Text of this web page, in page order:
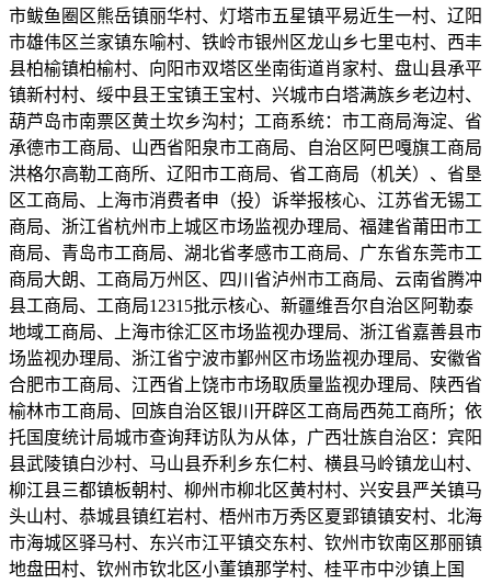
市鲅鱼圈区熊岳镇丽华村、灯塔市五星镇平易近生一村、辽阳
市雄伟区兰家镇东喻村、铁岭市银州区龙山乡七里屯村、西丰
县柏榆镇柏榆村、向阳市双塔区坐南街道肖家村、盘山县承平
镇新村村、绥中县王宝镇王宝村、兴城市白塔满族乡老边村、
葫芦岛市南票区黄土坎乡沟村；工商系统：市工商局海淀、省
承德市工商局、山西省阳泉市工商局、自治区阿巴嘎旗工商局
洪格尔高勒工商所、辽阳市工商局、省工商局（机关）、省垦
区工商局、上海市消费者申（投）诉举报核心、江苏省无锡工
商局、浙江省杭州市上城区市场监视办理局、福建省莆田市工
商局、青岛市工商局、湖北省孝感市工商局、广东省东莞市工
商局大朗、工商局万州区、四川省泸州市工商局、云南省腾冲
县工商局、工商局12315批示核心、新疆维吾尔自治区阿勒泰
地域工商局、上海市徐汇区市场监视办理局、浙江省嘉善县市
场监视办理局、浙江省宁波市鄞州区市场监视办理局、安徽省
合肥市工商局、江西省上饶市市场取质量监视办理局、陕西省
榆林市工商局、回族自治区银川开辟区工商局西苑工商所；依
托国度统计局城市查询拜访队为从体，广西壮族自治区：宾阳
县武陵镇白沙村、马山县乔利乡东仁村、横县马岭镇龙山村、
柳江县三都镇板朝村、柳州市柳北区黄村村、兴安县严关镇马
头山村、恭城县镇红岩村、梧州市万秀区夏郢镇镇安村、北海
市海城区驿马村、东兴市江平镇交东村、钦州市钦南区那丽镇
地盘田村、钦州市钦北区小董镇那学村、桂平市中沙镇上国